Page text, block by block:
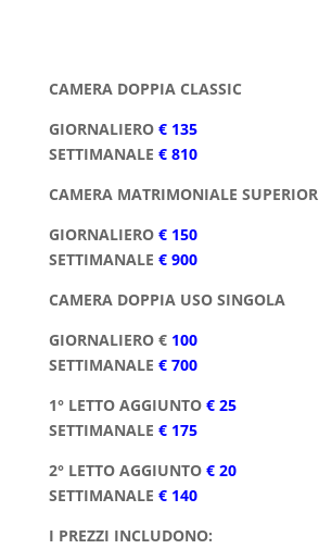
CAMERA DOPPIA CLASSIC
GIORNALIERO € 135
SETTIMANALE € 810
CAMERA MATRIMONIALE SUPERIOR
GIORNALIERO € 150
SETTIMANALE € 900
CAMERA DOPPIA USO SINGOLA
GIORNALIERO €100
SETTIMANALE € 700
1° LETTO AGGIUNTO € 25
SETTIMANALE € 175
2° LETTO AGGIUNTO € 20
SETTIMANALE € 140
I PREZZI INCLUDONO: